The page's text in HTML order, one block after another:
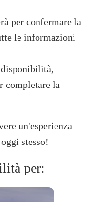
per confermare la
le informazioni
completare la
un'esperienza
stesso!
per: